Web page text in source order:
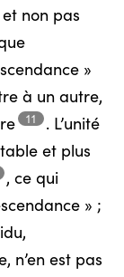
non pas
»
à un autre,
11 .L’unité
et plus
, ce qui
» ;
n’en est pas